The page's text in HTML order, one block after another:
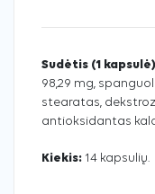
Sudėtis (1
98,29 mg,
stearatas,
antioksidantas
Kiekis: 14 kapsulių.